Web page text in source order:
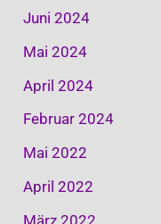
Juni 2024
Mai 2024
April 2024
Februar 2024
Mai 2022
April 2022
März 2022